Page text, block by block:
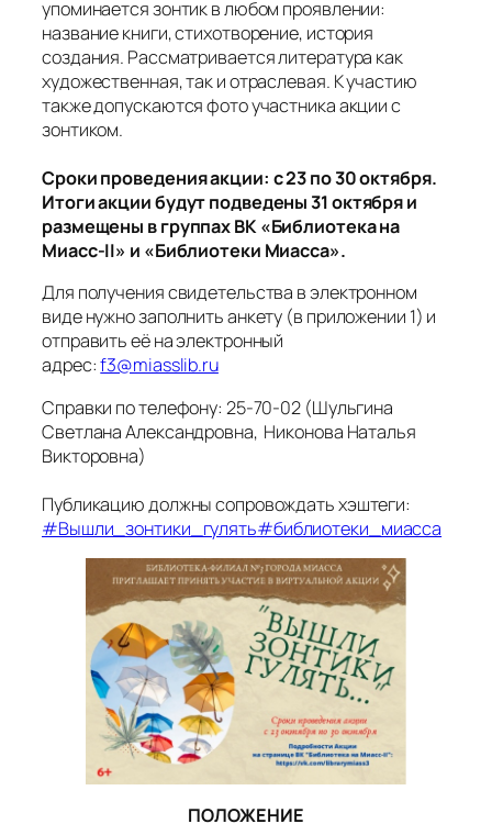
упоминается зонтик в любом проявлении:
название книги, стихотворение, история
создания. Рассматривается литература как
художественная, так и отраслевая. К участию
также допускаются фото участника акции с
зонтиком.
Сроки проведения акции: с 23 по 30 октября.
Итоги акции будут подведены 31 октября и
размещены в группах ВК «Библиотека на
Миасс-II» и «Библиотеки Миасса».
Для получения свидетельства в электронном
виде нужно заполнить анкету (в приложении 1) и
отправить её на электронный
адрес:f3@miasslib.ru
Справки по телефону: 25-70-02 (Шульгина
Светлана Александровна, Никонова Наталья
Викторовна)
Публикацию должны сопровождать хэштеги:
#Вышли_зонтики_гулять#библиотеки_миасса
ПОЛОЖЕНИЕ